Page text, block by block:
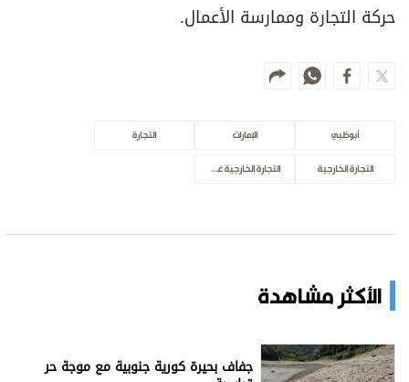
حركة التجارة وممارسة الأعمال.
أبوظبي الإمارات التجارة
التجارة الخارجية التجارة الخارجية غير النفطية
الأكثر مشاهدة
جفاف بحيرة كورية جنوبية مع موجة حر